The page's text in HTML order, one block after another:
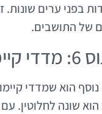
בפני ערים שונות.
של התושבים.
לציבור הרחב
הוא שמדדי
שונה לחלוטין.